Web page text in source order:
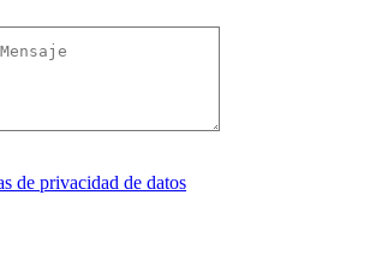
de privacidad de datos